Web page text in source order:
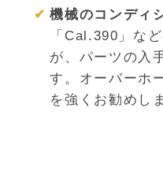
機械のコンディ
「Cal.390」な
が、パーツの入
す。オーバーホ
を強くお勧めし